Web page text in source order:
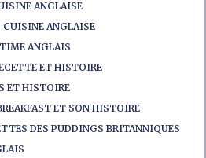
ANGLAISE
CUISINE ANGLAISE
ANGLAIS
ET HISTOIRE
ET HISTOIRE
ET SON HISTOIRE
DES PUDDINGS BRITANNIQUES